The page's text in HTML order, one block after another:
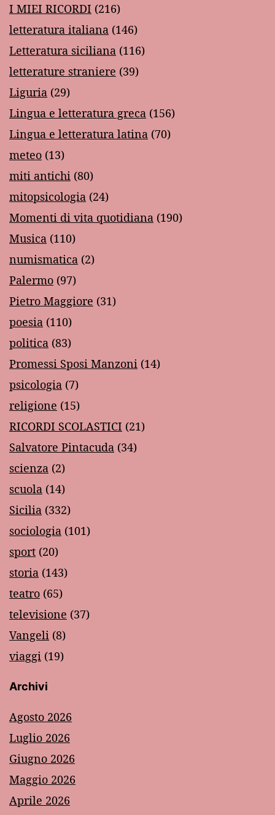
I MIEI RICORDI (216)
letteratura italiana (146)
Letteratura siciliana (116)
letterature straniere (39)
Liguria (29)
Lingua e letteratura greca (156)
Lingua e letteratura latina (70)
meteo (13)
miti antichi (80)
mitopsicologia (24)
Momenti di vita quotidiana (190)
Musica (110)
numismatica (2)
Palermo (97)
Pietro Maggiore (31)
poesia (110)
politica (83)
Promessi Sposi Manzoni (14)
psicologia (7)
religione (15)
RICORDI SCOLASTICI (21)
Salvatore Pintacuda (34)
scienza (2)
scuola (14)
Sicilia (332)
sociologia (101)
sport (20)
storia (143)
teatro (65)
televisione (37)
Vangeli (8)
viaggi (19)
Archivi
Agosto 2026
Luglio 2026
Giugno 2026
Maggio 2026
Aprile 2026